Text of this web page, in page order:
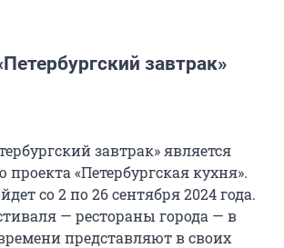
завтрак»
завтрак» является
«Петербургская кухня».
со 2 по 26 сентября 2024 года.
— рестораны города — в
представляют в своих